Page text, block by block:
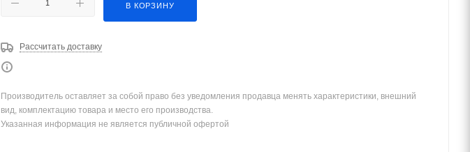
В КОРЗИНУ
Рассчитать доставку
Производитель оставляет за собой право без уведомления продавца менять характеристики, внешний
вид, комплектацию товара и место его производства.
Указанная информация не является публичной офертой